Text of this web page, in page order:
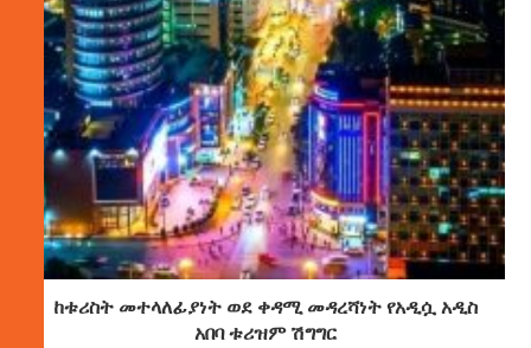
ከቱሪስት መተላለፊያነት ወደ ቀዳሚ መዳረሻነት የአዲሷ አዲስ
አበባ ቱሪዝም ሽግግር